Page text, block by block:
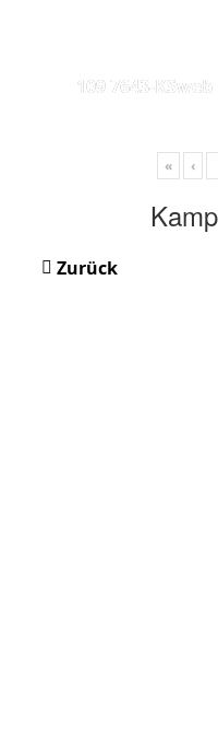
109 7643-KSweb
« ‹
Zurück